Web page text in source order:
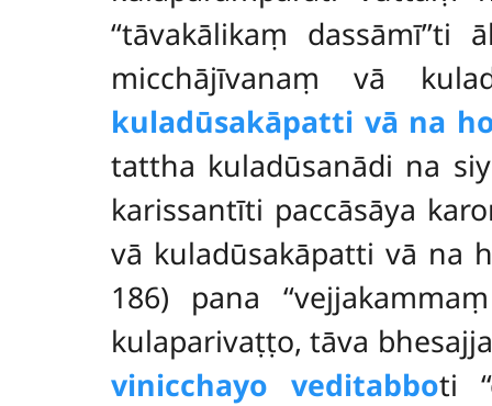
‘‘tāvakālikaṃ
micchājīvanaṃ vā
kuladūsakāpatti vā na
tattha kuladūsanādi na
karissantīti paccāsāya
vā kuladūsakāpatti vā na
186) pana
kulaparivaṭṭo, tāva
vinicchayo veditabboti